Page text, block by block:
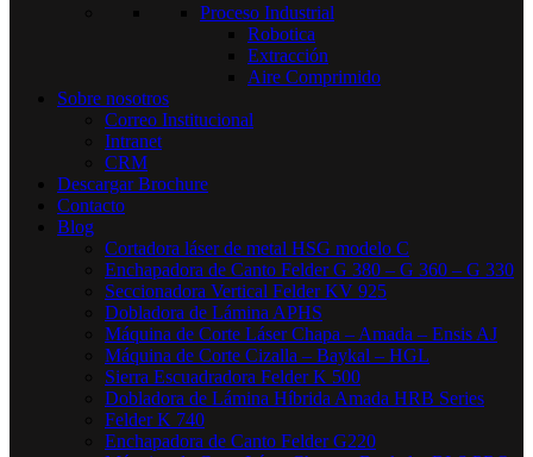
Proceso Industrial
Robotica
Extracción
Aire Comprimido
Sobre nosotros
Correo Institucional
Intranet
CRM
Descargar Brochure
Contacto
Blog
Cortadora láser de metal HSG modelo C​
Enchapadora de Canto Felder G 380 – G 360 – G 330
Seccionadora Vertical Felder KV 925
Dobladora de Lámina APHS
Máquina de Corte Láser Chapa – Amada – Ensis AJ
Máquina de Corte Cizalla – Baykal – HGL
Sierra Escuadradora Felder K 500
Dobladora de Lámina Híbrida Amada HRB Series
Felder K 740
Enchapadora de Canto Felder G220